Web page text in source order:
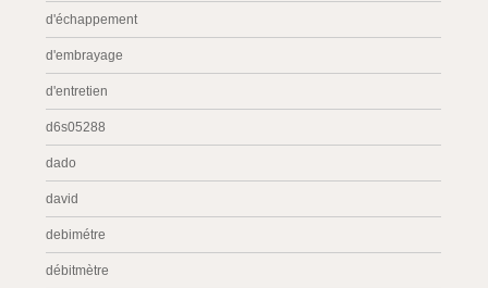
d'échappement
d'embrayage
d'entretien
d6s05288
dado
david
debimétre
débitmètre